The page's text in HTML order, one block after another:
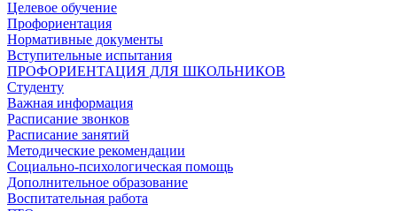
Целевое обучение
Профориентация
Нормативные документы
Вступительные испытания
ПРОФОРИЕНТАЦИЯ ДЛЯ ШКОЛЬНИКОВ
Студенту
Важная информация
Расписание звонков
Расписание занятий
Методические рекомендации
Социально-психологическая помощь
Дополнительное образование
Воспитательная работа